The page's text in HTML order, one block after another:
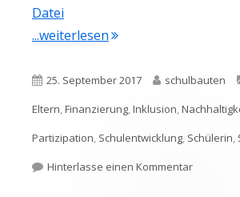
Datei
...weiterlesen"Perfekte Schule
Veröffentlicht
am
25. September 2017 Autor
schulbauten
Eltern,Finanzierung,Inklusion,
Partizipation, Schulentwicklung, Schülerin,
Hinterlasse einen Kommentarzu